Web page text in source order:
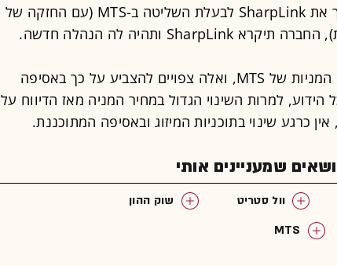
המתבצעת במניות, תהפוך את SharpLink לבעלת השליטה ב-MTS (עם החזקה של
המיזוג כפוף לאישור בעלי המניות של MTS, ואלה צפויים להצביע על כך באסיפה
למרות השינוי הגדול במחיר המניה מאז הדיווח על
שמעניינים אותי
וול סטריט
שוק ההון
MTS